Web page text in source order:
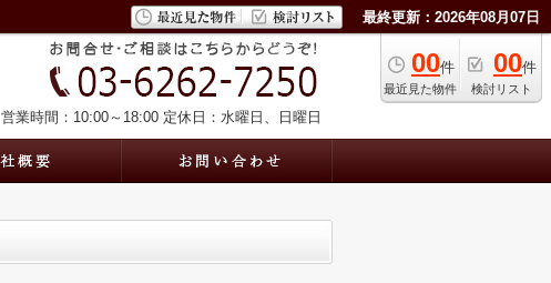
最終更新：2026年08月07日
00件
最近見た物件
00件
検討リスト
営業時間：10:00～18:00 定休日：水曜日、日曜日